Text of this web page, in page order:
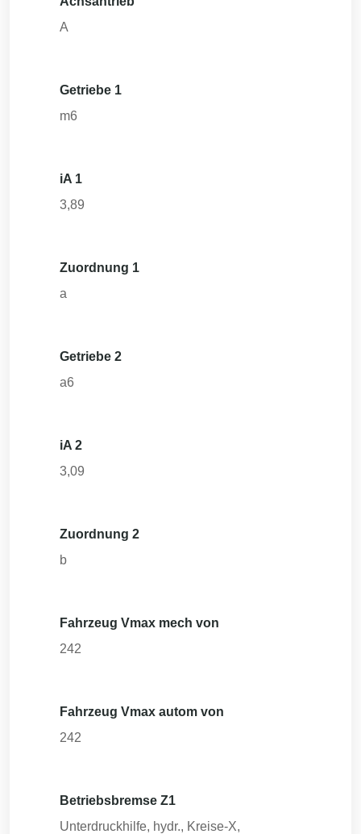
A
Getriebe 1
m6
iA 1
3,89
Zuordnung 1
a
Getriebe 2
a6
iA 2
3,09
Zuordnung 2
b
Fahrzeug Vmax mech von
242
Fahrzeug Vmax autom von
242
Betriebsbremse Z1
Unterdruckhilfe, hydr., Kreise-X,